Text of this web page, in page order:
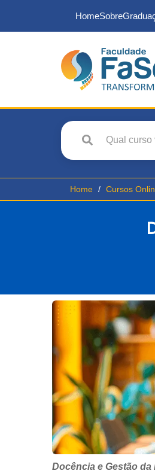
HomeSobre
Home Cursos
Docência e Gestão